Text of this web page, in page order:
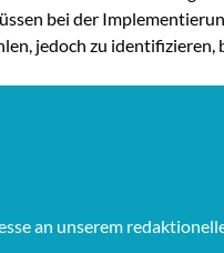
bei der
jedoch zu
an unserem